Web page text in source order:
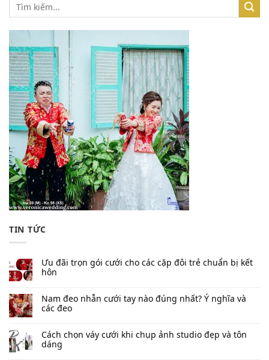
TIN TỨC
Ưu đãi trọn gói cưới cho các cặp đôi trẻ chuẩn bị kết
hôn
Nam đeo nhẫn cưới tay nào đúng nhất​? Ý nghĩa và
các đeo
Cách chọn váy cưới khi chụp ảnh studio đẹp và tôn
dáng